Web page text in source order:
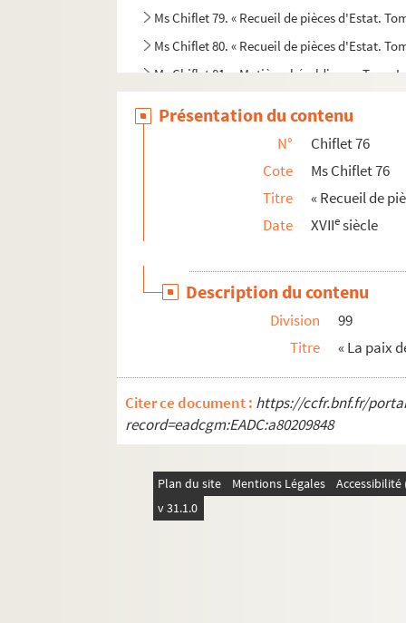
Ms Chiflet 79. « Recueil de pièces d'Estat.
Ms Chiflet 80. « Recueil de pièces d'Estat.
Ms Chiflet 81. « Matières héraldiques. Tome I.
Ms Chiflet 88. « Histoire de l'ordre de la
Ms Chiflet 89. « Histoire de l'ordre de la
Ms Chiflet 90. « Statuts de l'ordre de la
Ms Chiflet 91. Statuts de l'ordre de la Toison
Ms Chiflet 92. Pièces historiques diverses
Ms Chiflet 93. Divers ordres de chevalerie.
Ms Chiflet 94. Lettres du président Bouhier,
Ms Chiflet 95. Statuts des ordres de
Ms Chiflet 96. « Journal historique des
Ms Chiflet 97. « Papiers pour la vie de
Présentation du contenu
N°
Chiflet 76
Cote
Ms Chiflet 76
Titre
« Recueil de
Date
XVIIesiècle
Description du contenu
Division
99
Titre
« La paix
Citer ce document : https://ccfr.bnf.fr/
record=eadcgm:EADC:a80209848
Plan du site Mentions Légales
v 31.1.0